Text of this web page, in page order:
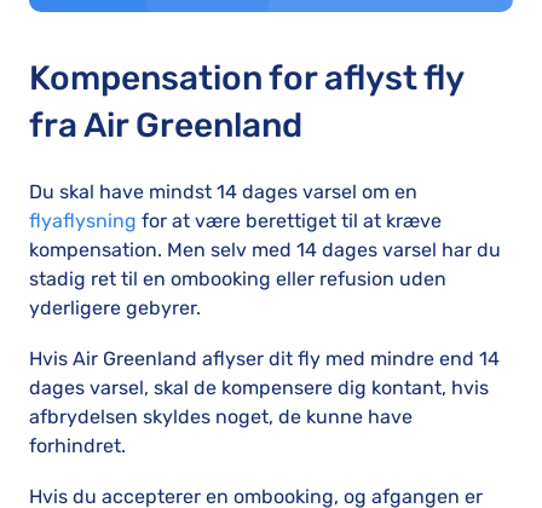
Kompensation for aflyst fly
fra Air Greenland
Du skal have mindst 14 dages varsel om en
flyaflysning for at være berettiget til at kræve
kompensation. Men selv med 14 dages varsel har du
stadig ret til en ombooking eller refusion uden
yderligere gebyrer.
Hvis Air Greenland aflyser dit fly med mindre end 14
dages varsel, skal de kompensere dig kontant, hvis
afbrydelsen skyldes noget, de kunne have
forhindret.
Hvis du accepterer en ombooking, og afgangen er